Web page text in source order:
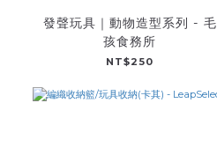
發聲玩具｜動物造型系列 - 毛
孩食務所
NT$250